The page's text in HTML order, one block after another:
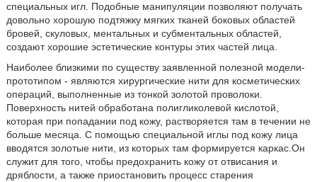
специальных игл. Подобные манипуляции позволяют получать
довольно хорошую подтяжку мягких тканей боковых областей
бровей, скуловых, ментальных и субментальных областей,
создают хорошие эстетические контуры этих частей лица.
Наиболее близкими по существу заявленной полезной модели-
прототипом - являются хирургические нити для косметических
операций, выполненные из тонкой золотой проволоки.
Поверхность нитей обработана полигликолевой кислотой,
которая при попадании под кожу, растворяется там в течении не
больше месяца. С помощью специальной иглы под кожу лица
вводятся золотые нити, из которых там формируется каркас.Он
служит для того, чтобы предохранить кожу от отвисания и
дряблости, а также приостановить процесс старения